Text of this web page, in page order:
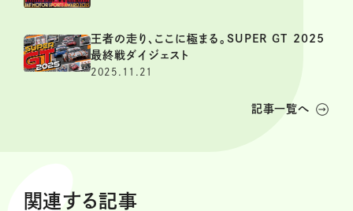
王者の走り、ここに極まる。SUPER GT 2025
最終戦ダイジェスト
2025.11.21
記事一覧へ
関連する記事